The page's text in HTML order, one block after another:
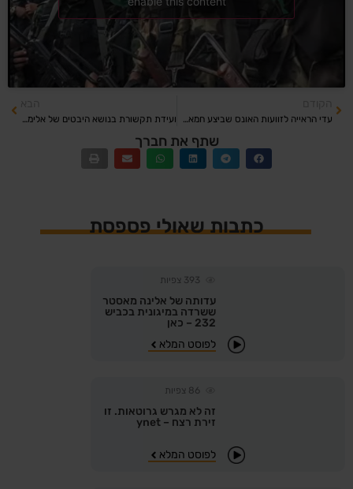
עדי הראייה לזוועות האונס שביצע חמאס – מדברים (חדשות 13) ועידת תקשורת בנושא היבטים של אלימות מינית בשביעי באוקטובר JPC (אנגלית)
שתף את חברך
כתבות שאולי פספסת
393 צפיות
עדותה של אלינה מאסטר
ששרדה במיגונית בכביש
232 – כאן
לפוסט המלא
86 צפיות
זה לא מגרש גרוטאות. זו
זירת רצח – ynet
לפוסט המלא